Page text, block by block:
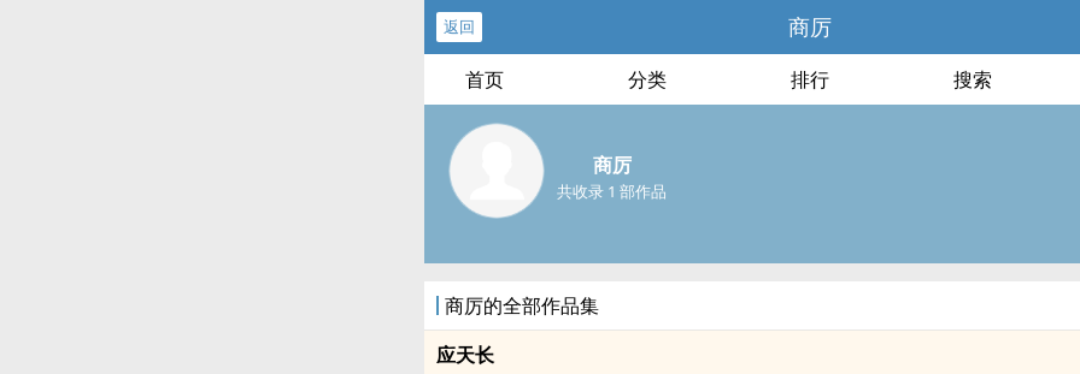
返回 商厉
首页 分类 排行 搜索
商厉
共收录 1 部作品
商厉的全部作品集
应天长